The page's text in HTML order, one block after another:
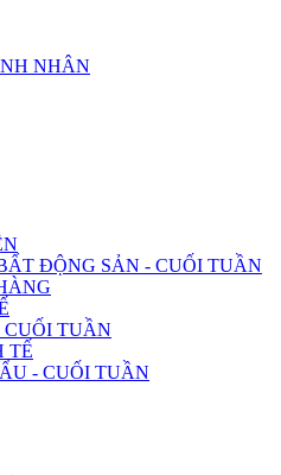
NHÂN
ĐỘNG SẢN - CUỐI TUẦN
TUẦN
TẾ
- CUỐI TUẦN